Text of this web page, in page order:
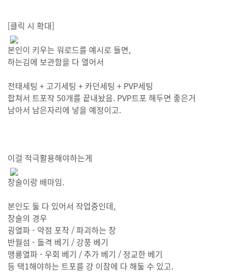
[클릭 시 확대]
본인이 키우는 워로드를 예시로 들면,
하는김에 보관함을 다 열어서
전태세팅 + 고기세팅 + 카던세팅 + PVP세팅
합쳐서 트포작 50개를 끝내놨음. PVP트포 해두면 좋은거
남아서 남은자리에 넣을 예정이고.
이걸 적극활용해야하는게
창술이랑 배마임.
본인도 둘 다 있어서 작업중인데,
창술의 경우
굉열파 - 약점 포착 / 파괴하는 창
반월섬 - 돌격 베기 / 강풍 베기
맹룡열파 - 우회 베기 / 추가 베기 / 정교한 베기
등 택1해야하는 트포를 걍 이참에 다 해둘 수 있고.